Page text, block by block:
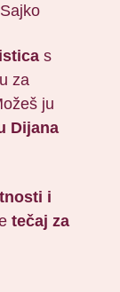
s
za
ju
Dijana
i
tečaj za